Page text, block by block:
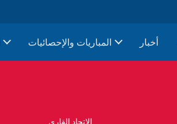
المباريات والإحصائيات أخبار
الاتحاد القاري